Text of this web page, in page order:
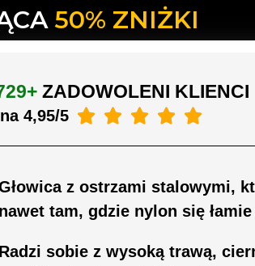
50% ZNIŻKI
ZADOWOLENI KLIENCI
4,95/5     
z ostrzami stalowymi,
nawet tam, gdzie nylon się łamie
Radzi sobie z wysoką trawą,